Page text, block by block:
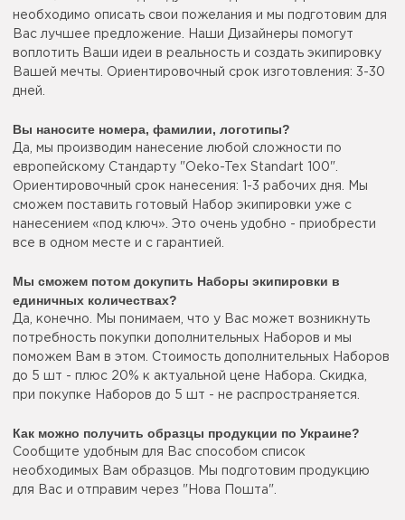
необходимо описать свои пожелания и мы подготовим для
Вас лучшее предложение. Наши Дизайнеры помогут
воплотить Ваши идеи в реальность и создать экипировку
Вашей мечты. Ориентировочный срок изготовления: 3-30
дней.
Вы наносите номера, фамилии, логотипы?
Да, мы производим нанесение любой сложности по
европейскому Стандарту "Oeko-Tex Standart 100".
Ориентировочный срок нанесения: 1-3 рабочих дня. Мы
сможем поставить готовый Набор экипировки уже с
нанесением «под ключ». Это очень удобно - приобрести
все в одном месте и с гарантией.
Мы сможем потом докупить Наборы экипировки в
единичных количествах?
Да, конечно. Мы понимаем, что у Вас может возникнуть
потребность покупки дополнительных Наборов и мы
поможем Вам в этом. Стоимость дополнительных Наборов
до 5 шт - плюс 20% к актуальной цене Набора. Скидка,
при покупке Наборов до 5 шт - не распространяется.
Как можно получить образцы продукции по Украине?
Сообщите удобным для Вас способом список
необходимых Вам образцов. Мы подготовим продукцию
для Вас и отправим через "Нова Пошта".